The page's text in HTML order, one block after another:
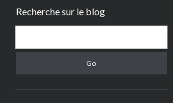
Recherche sur le blog